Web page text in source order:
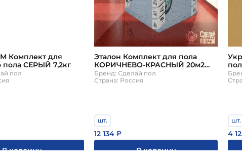
Комплект для
пола СЕРЫЙ 7,2кг
пол
В корзину
Эталон Комплект для пола
КОРИЧНЕВО-КРАСНЫЙ 20м2
Сделай ПОЛ
Бренд: Сделай пол
Страна: Россия
шт.
12 134₽
В корзину
шт.
4